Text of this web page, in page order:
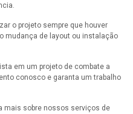
o projeto sempre que houver
mudança de layout ou instalação
em um projeto de combate a
conosco e garanta um trabalho
mais sobre nossos serviços de